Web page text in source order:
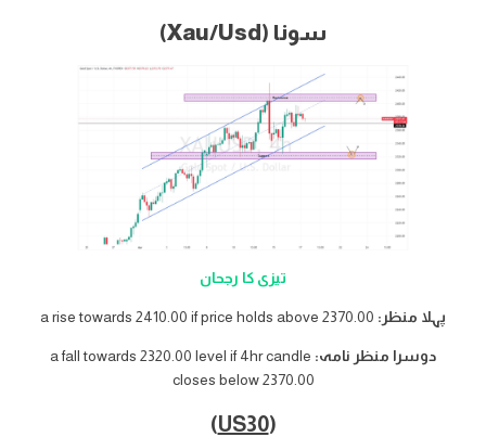
سونا (Xau/Usd)
تیزی کا رجحان
پہلا منظر: a rise towards 2410.00 if price holds above 2370.00
دوسرا منظر نامہ: a fall towards 2320.00 level if 4hr candle
closes below 2370.00
(
US30
)